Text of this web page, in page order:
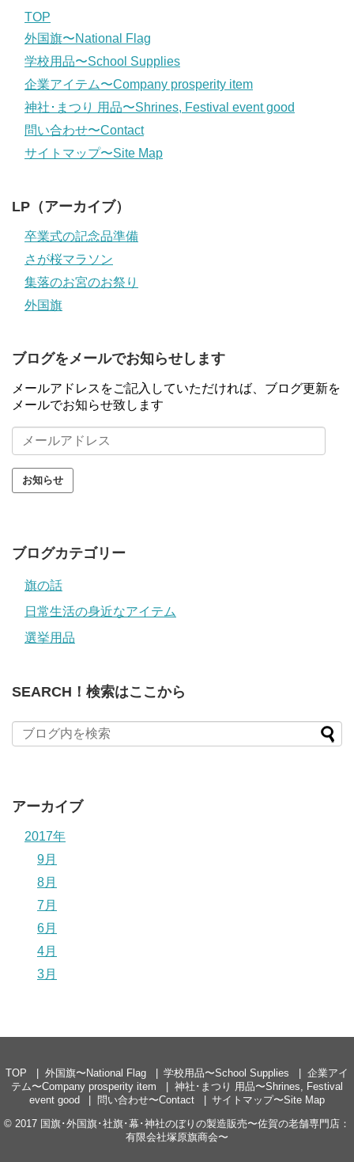
TOP
外国旗〜National Flag
学校用品〜School Supplies
企業アイテム〜Company prosperity item
神社･まつり 用品〜Shrines, Festival event good
問い合わせ〜Contact
サイトマップ〜Site Map
LP（アーカイブ）
卒業式の記念品準備
さが桜マラソン
集落のお宮のお祭り
外国旗
ブログをメールでお知らせします
メールアドレスをご記入していただければ、ブログ更新を
メールでお知らせ致します
ー
ル
ア
ブログカテゴリー
旗の話
日常生活の身近なアイテム
選挙用品
SEARCH！検索はここから
アーカイブ
2017年
9月
8月
7月
6月
4月
3月
TOP 外国旗〜National Flag 学校用品〜School Supplies
企業アイ
テム〜Company prosperity item
神社･まつり 用品〜Shrines, Festival
event good
問い合わせ〜Contact
サイトマップ〜Site Map
© 2017 国旗･外国旗･社旗･幕･神社のぼりの製造販売〜佐賀の老舗専門店：
有限会社塚原旗商会〜